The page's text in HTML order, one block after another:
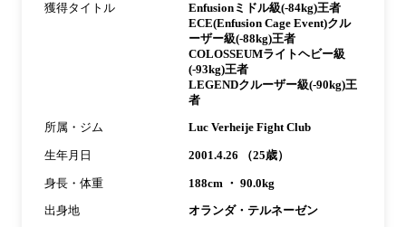
獲得タイトル
Enfusionミドル級(-84kg)王者
ECE(Enfusion Cage Event)クル
ーザー級(-88kg)王者
COLOSSEUMライトヘビー級
(-93kg)王者
LEGENDクルーザー級(-90kg)王
者
所属・ジム Luc Verheije Fight Club
生年月日 2001.4.26 （25歳）
身長・体重 188cm ・ 90.0kg
出身地 オランダ・テルネーゼン